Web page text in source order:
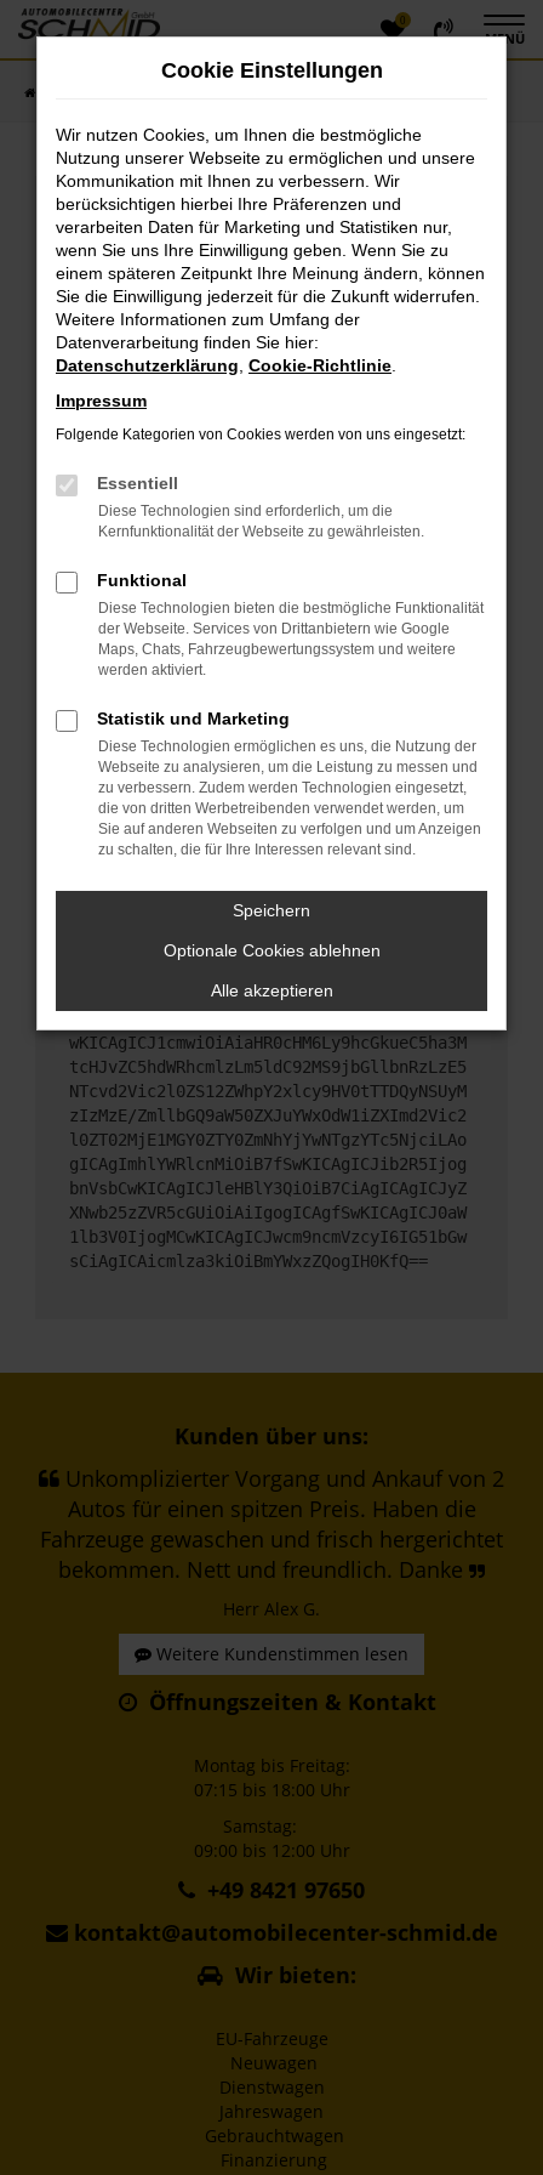
Zum
Hauptinhalt
0
MENÜ
Fehler: Network Error
Beim Laden ist ein Fehler aufgetreten.
Hier sind ein paar Tipps, die dir helfen können:
Überprüfe deine Firewall und deine
Internetverbindung.
Laden andere Webseiten, zum Beispiel deine
Suchmaschine?
Prüfe deine Browsererweiterungen.
das Laden bestimmter Seiten verhindern.
Funktioniert die Seite in einem anderen Browser
oder in einem privaten Fenster?
Das kann manchmal helfen, vorübergehende
Probleme zu beheben.
Stelle sicher, dass dein Browser und dein
Betriebssystem auf dem neuesten Stand sind.
Sicherheitsrisiko, sondern kann auch dazu führen,
dass bestimmte Funktionen nicht mehr
unterstützt werden.
Wende dich an den Webseitenbetreiber.
Wenn du alle oben genannten Schritte versucht
hast, kontaktiere uns bitte. Wir werden versuchen,
das Problem zu beheben. Du kannst uns diesen
Text schicken, um uns bei der Fehlersuche zu
unterstützen:
ewogICJuYW1lIjogIk5ldHdvcmtFcnJvciIsCiAgI
mNvbmZpZyI6IHsKICAgICJtZXRob2QiOiAiR0VUIi
wKICAgICJ1cmwiOiAiaHR0cHM6Ly9hcGkueC5ha3M
tcHJvZC5hdWRhcmlzLm5ldC92MS9jbGllbnRzLzE5
NTcvd2Vic2l0ZS12ZWhpY2xlcy9HV0tTTDQyNSUyM
zIzMzE/ZmllbGQ9aW50ZXJuYWxOdW1iZXImd2Vic2
l0ZT02MjE1MGY0ZTY0ZmNhYjYwNTgzYTc5NjciLAo
gICAgImhlYWRlcnMiOiB7fSwKICAgICJib2R5Ijog
bnVsbCwKICAgICJleHBlY3QiOiB7CiAgICAgICJyZ
XNwb25zZVR5cGUiOiAiIgogICAgfSwKICAgICJ0aW
1lb3V0IjogMCwKICAgICJwcm9ncmVzcyI6IG51bGw
sCiAgICAicmlza3kiOiBmYWxzZQogIH0KfQ==
Kunden über uns:
Unkomplizierter Vorgang und Ankauf von 2
Autos für einen spitzen Preis. Haben die
Fahrzeuge gewaschen und frisch hergerichtet
bekommen. Nett und freundlich. Danke
Herr Alex G.
Weitere Kundenstimmen lesen
Öffnungszeiten & Kontakt
Montag bis Freitag:
07:15 bis 18:00 Uhr
Samstag:
09:00 bis 12:00 Uhr
+49 8421 97650
kontakt@automobilecenter-schmid.de
Wir bieten:
EU-Fahrzeuge
Neuwagen
Dienstwagen
Jahreswagen
Gebrauchtwagen
Finanzierung
Cookie Einstellungen
Wir nutzen Cookies, um Ihnen die bestmögliche
Nutzung unserer Webseite zu ermöglichen und unsere
Kommunikation mit Ihnen zu verbessern. Wir
berücksichtigen hierbei Ihre Präferenzen und
verarbeiten Daten für Marketing und Statistiken nur,
wenn Sie uns Ihre Einwilligung geben. Wenn Sie zu
einem späteren Zeitpunkt Ihre Meinung ändern, können
Sie die Einwilligung jederzeit für die Zukunft widerrufen.
Weitere Informationen zum Umfang der
Datenverarbeitung finden Sie hier:
Datenschutzerklärung Cookie-Richtlinie
Impressum
Folgende Kategorien von Cookies werden von uns eingesetzt:
Essentiell
Diese Technologien sind erforderlich, um die
Kernfunktionalität der Webseite zu gewährleisten.
Funktional
Diese Technologien bieten die bestmögliche Funktionalität
der Webseite. Services von Drittanbietern wie Google
Maps, Chats, Fahrzeugbewertungssystem und weitere
werden aktiviert.
Statistik und Marketing
Diese Technologien ermöglichen es uns, die Nutzung der
Webseite zu analysieren, um die Leistung zu messen und
zu verbessern. Zudem werden Technologien eingesetzt,
die von dritten Werbetreibenden verwendet werden, um
Sie auf anderen Webseiten zu verfolgen und um Anzeigen
zu schalten, die für Ihre Interessen relevant sind.
Speichern
Optionale Cookies ablehnen
Alle akzeptieren